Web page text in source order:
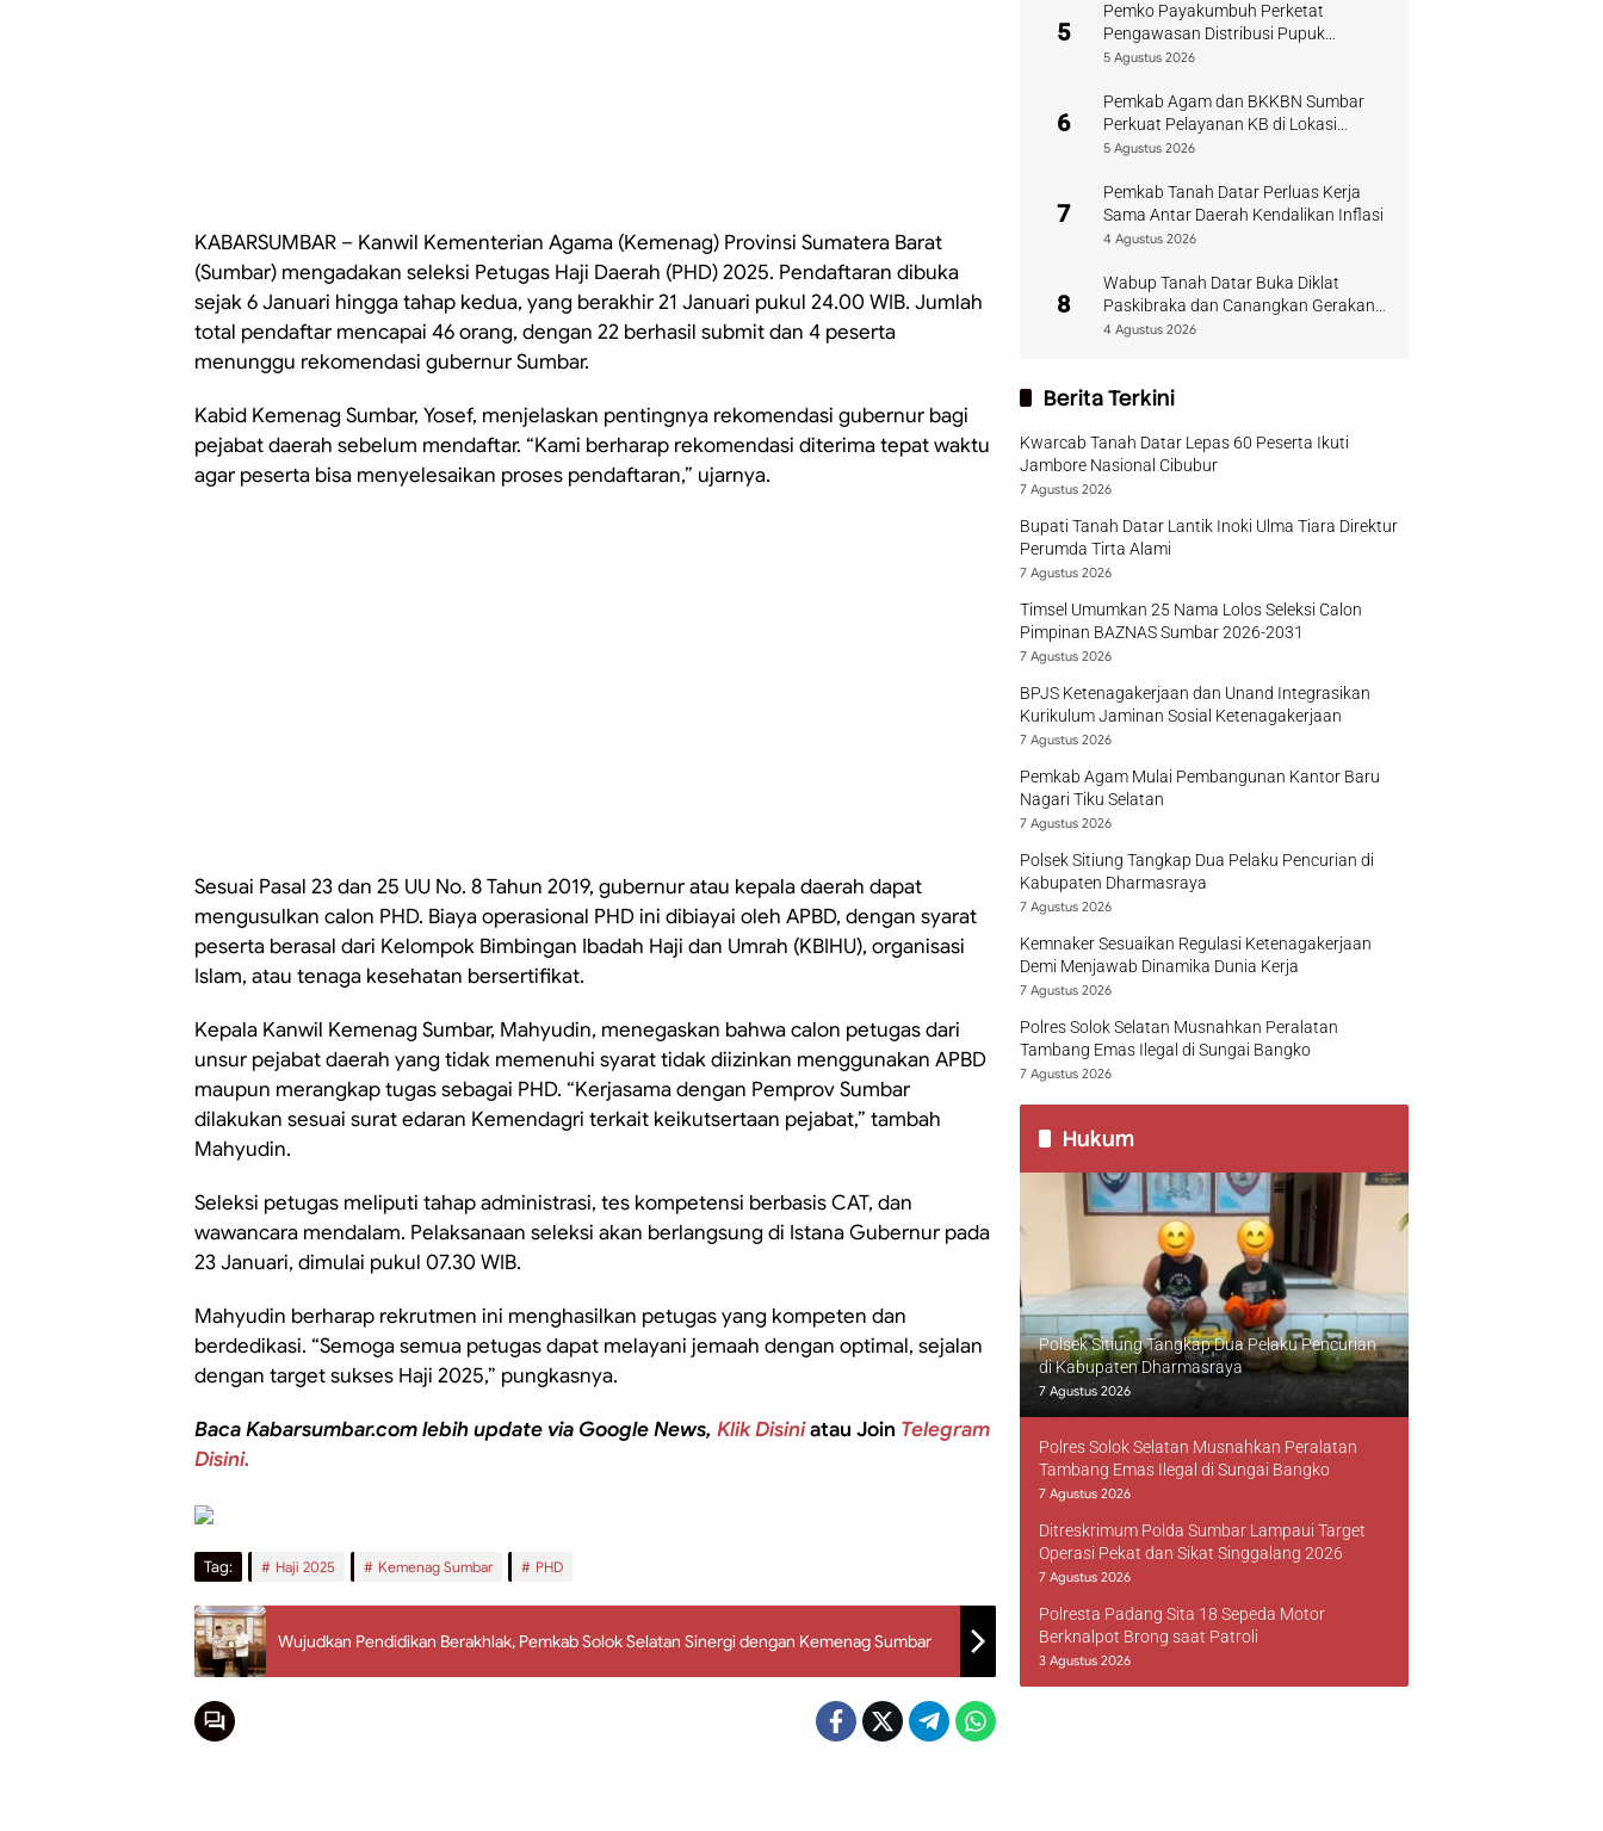
KABARSUMBAR – Kanwil Kementerian Agama (Kemenag) Provinsi Sumatera Barat
(Sumbar) mengadakan seleksi Petugas Haji Daerah (PHD) 2025. Pendaftaran dibuka
sejak 6 Januari hingga tahap kedua, yang berakhir 21 Januari pukul 24.00 WIB. Jumlah
total pendaftar mencapai 46 orang, dengan 22 berhasil submit dan 4 peserta
menunggu rekomendasi gubernur Sumbar.
Kabid Kemenag Sumbar, Yosef, menjelaskan pentingnya rekomendasi gubernur bagi
pejabat daerah sebelum mendaftar. “Kami berharap rekomendasi diterima tepat waktu
agar peserta bisa menyelesaikan proses pendaftaran,” ujarnya.
Sesuai Pasal 23 dan 25 UU No. 8 Tahun 2019, gubernur atau kepala daerah dapat
mengusulkan calon PHD. Biaya operasional PHD ini dibiayai oleh APBD, dengan syarat
peserta berasal dari Kelompok Bimbingan Ibadah Haji dan Umrah (KBIHU), organisasi
Islam, atau tenaga kesehatan bersertifikat.
Kepala Kanwil Kemenag Sumbar, Mahyudin, menegaskan bahwa calon petugas dari
unsur pejabat daerah yang tidak memenuhi syarat tidak diizinkan menggunakan APBD
maupun merangkap tugas sebagai PHD. “Kerjasama dengan Pemprov Sumbar
dilakukan sesuai surat edaran Kemendagri terkait keikutsertaan pejabat,” tambah
Mahyudin.
Seleksi petugas meliputi tahap administrasi, tes kompetensi berbasis CAT, dan
wawancara mendalam. Pelaksanaan seleksi akan berlangsung di Istana Gubernur pada
23 Januari, dimulai pukul 07.30 WIB.
Mahyudin berharap rekrutmen ini menghasilkan petugas yang kompeten dan
berdedikasi. “Semoga semua petugas dapat melayani jemaah dengan optimal, sejalan
dengan target sukses Haji 2025,” pungkasnya.
Baca Kabarsumbar.com lebih update via Google News, Klik Disiniatau Join Telegram
Disini.
Tag: Haji 2025 Kemenag Sumbar PHD
Wujudkan Pendidikan Berakhlak, Pemkab Solok Selatan Sinergi dengan Kemenag Sumbar
5
Pemko Payakumbuh Perketat
Pengawasan Distribusi Pupuk
Bersubsidi bagi Petani Lokal
5 Agustus 2026
6
Pemkab Agam dan BKKBN Sumbar
Perkuat Pelayanan KB di Lokasi
Bencana
5 Agustus 2026
7
Pemkab Tanah Datar Perluas Kerja
Sama Antar Daerah Kendalikan Inflasi
4 Agustus 2026
8
Wabup Tanah Datar Buka Diklat
Paskibraka dan Canangkan Gerakan
Bendera
4 Agustus 2026
Berita Terkini
Kwarcab Tanah Datar Lepas 60 Peserta Ikuti
Jambore Nasional Cibubur
7 Agustus 2026
Bupati Tanah Datar Lantik Inoki Ulma Tiara Direktur
Perumda Tirta Alami
7 Agustus 2026
Timsel Umumkan 25 Nama Lolos Seleksi Calon
Pimpinan BAZNAS Sumbar 2026-2031
7 Agustus 2026
BPJS Ketenagakerjaan dan Unand Integrasikan
Kurikulum Jaminan Sosial Ketenagakerjaan
7 Agustus 2026
Pemkab Agam Mulai Pembangunan Kantor Baru
Nagari Tiku Selatan
7 Agustus 2026
Polsek Sitiung Tangkap Dua Pelaku Pencurian di
Kabupaten Dharmasraya
7 Agustus 2026
Kemnaker Sesuaikan Regulasi Ketenagakerjaan
Demi Menjawab Dinamika Dunia Kerja
7 Agustus 2026
Polres Solok Selatan Musnahkan Peralatan
Tambang Emas Ilegal di Sungai Bangko
7 Agustus 2026
Hukum
Polsek Sitiung Tangkap Dua Pelaku Pencurian
di Kabupaten Dharmasraya
7 Agustus 2026
Polres Solok Selatan Musnahkan Peralatan
Tambang Emas Ilegal di Sungai Bangko
7 Agustus 2026
Ditreskrimum Polda Sumbar Lampaui Target
Operasi Pekat dan Sikat Singgalang 2026
7 Agustus 2026
Polresta Padang Sita 18 Sepeda Motor
Berknalpot Brong saat Patroli
3 Agustus 2026